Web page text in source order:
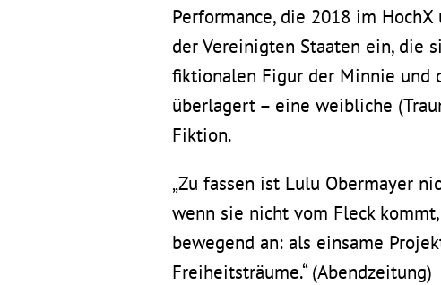
Performance, die 2018 im
der Vereinigten Staaten ein, die
fiktionalen Figur der Minnie und
überlagert – eine weibliche
Fiktion.
„Zu fassen ist Lulu Obermayer
wenn sie nicht vom Fleck
bewegend an: als einsame
Freiheitsträume.“ (Abendzeitung)